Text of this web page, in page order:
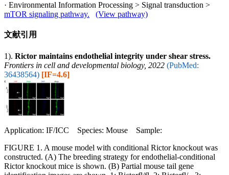
· Environmental Information Processing > Signal transduction >
mTOR signaling pathway.
(View pathway)
文献引用
1). Rictor maintains endothelial integrity under shear stress.
Frontiers in cell and developmental biology, 2022 (PubMed:
36438564) [IF=4.6]
Application: IF/ICC Species: Mouse Sample:
FIGURE 1. A mouse model with conditional Rictor knockout was
constructed. (A) The breeding strategy for endothelial-conditional
Rictor knockout mice is shown. (B) Partial mouse tail gene